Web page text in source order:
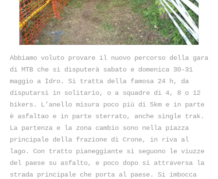
Abbiamo voluto provare il nuovo percorso della gara
di MTB che si disputerà sabato e domenica 30-31
maggio a Idro. Si tratta della famosa 24 h, da
disputarsi in solitario, o a squadre di 4, 8 o 12
bikers. L’anello misura poco più di 5km e in parte
è asfaltao e in parte sterrato, anche single trak.
La partenza e la zona cambio sono nella piazza
principale della frazione di Crone, in riva al
lago. Con tratto pianeggiante si seguono le viuzze
del paese su asfalto, e poco dopo si attraversa la
strada principale che porta al paese. Si imbocca